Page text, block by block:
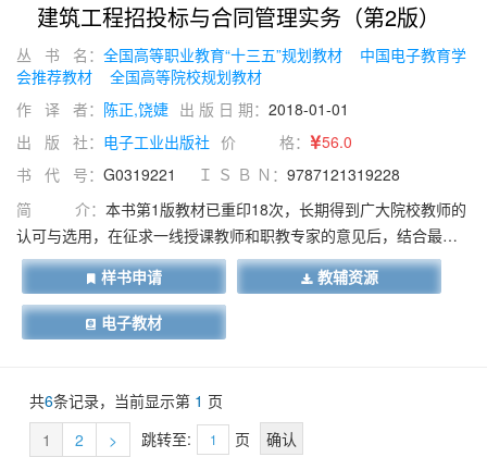
建筑工程招投标与合同管理实务（第2版）
丛 书 名： 全国高等职业教育“十三五”规划教材
中国电子教育学
会推荐教材
全国高等院校规划教材
作 译 者： 陈正,饶婕 出 版 日 期： 2018-01-01
出 版 社： 电子工业出版社 价 格：
56.0
书 代 号： G0319221 Ｉ Ｓ Ｂ Ｎ： 9787121319228
简 介： 本书第1版教材已重印18次，长期得到广大院校教师的
认可与选用，在征求一线授课教师和职教专家的意见后，结合最新
的建设工程法律、法规进行修订编写。本书结合大量的建设工程管
理案例，主要介绍工程招投标与合同管理内容，共分13章，包括两
大部分：招投标管理、合同管理。本书通过实际工程案例，介绍招
投标管理及合同管理的原理，并对涉及的问题进行清晰说明。在各
针对性的说明案例，各章最后一节设有综合案例分析，使读者易学
会用。 本书为高等职业本专科院校相应课程的教材，也可作为开放
大学、成人教育、自学考试、中职学校的教材，尤其是建造师、监
样书申请 教辅资源
电子教材
共6条记录，当前显示第 1 页
1
2 > 跳转至: 页